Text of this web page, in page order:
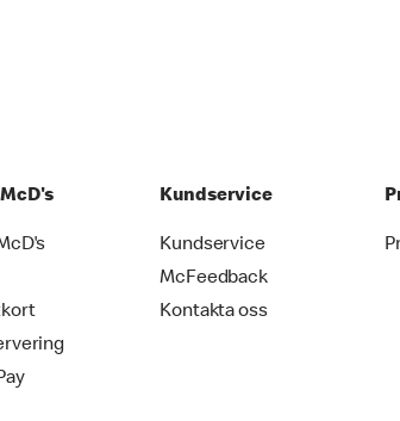
Kundservice
Kundservice
McFeedback
Kontakta oss